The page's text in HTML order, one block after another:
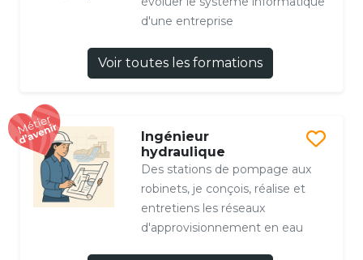
d'une entreprise
Voir toutes les formations
Ingénieur
hydraulique
Des stations de pompage aux
robinets, je conçois, réalise et
entretiens les réseaux
d'approvisionnement en eau